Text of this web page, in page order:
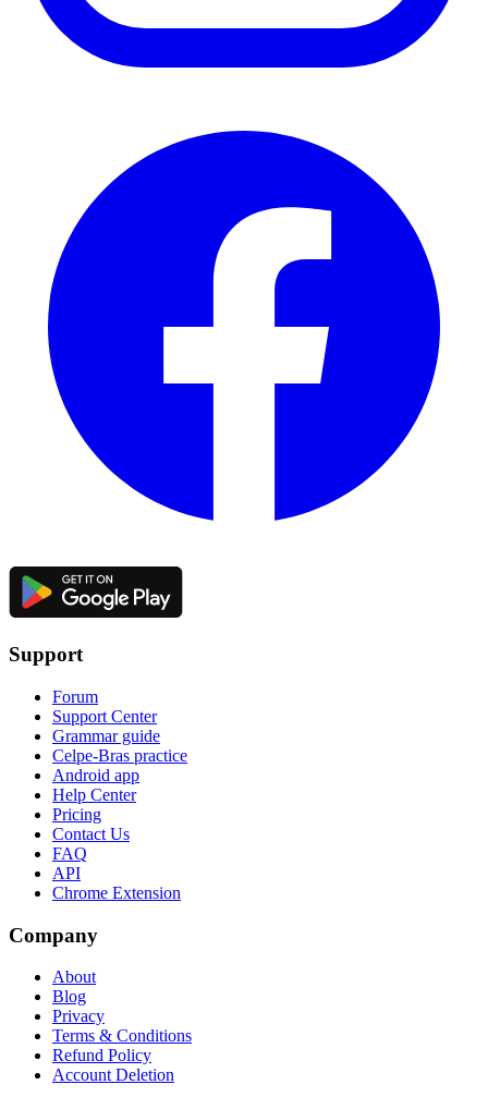
Support
Forum
Support Center
Grammar guide
Celpe-Bras practice
Android app
Help Center
Pricing
Contact Us
FAQ
API
Chrome Extension
Company
About
Blog
Privacy
Terms & Conditions
Refund Policy
Account Deletion